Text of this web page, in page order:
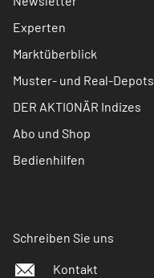
Experten
Marktüberblick
Muster- und Real-Depots
DER AKTIONÄR Indizes
Abo und Shop
Bedienhilfen
Schreiben Sie uns
Kontakt